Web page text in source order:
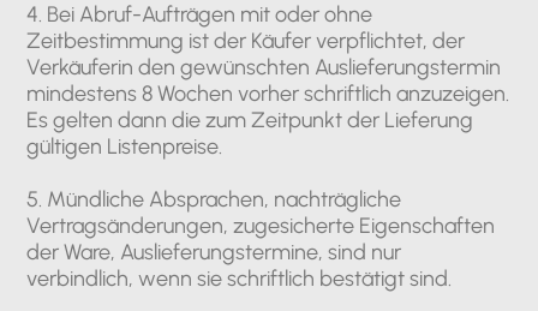
4. Bei Abruf-Aufträgen mit oder ohne
Zeitbestimmung ist der Käufer verpflichtet, der
Verkäuferin den gewünschten Auslieferungstermin
mindestens 8 Wochen vorher schriftlich anzuzeigen.
Es gelten dann die zum Zeitpunkt der Lieferung
gültigen Listenpreise.
5. Mündliche Absprachen, nachträgliche
Vertragsänderungen, zugesicherte Eigenschaften
der Ware, Auslieferungstermine, sind nur
verbindlich, wenn sie schriftlich bestätigt sind.